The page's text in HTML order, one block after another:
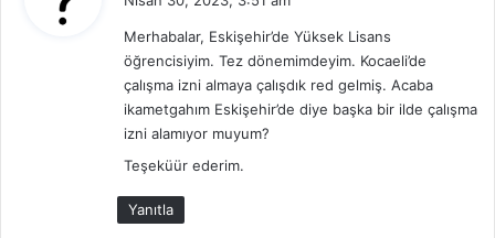
i
k
i
:
Merhabalar, Eskişehir’de Yüksek Lisans
öğrencisiyim. Tez dönemimdeyim. Kocaeli’de
çalışma izni almaya çalışdık red gelmiş. Acaba
ikametgahım Eskişehir’de diye başka bir ilde çalışma
izni alamıyor muyum?
Teşeküür ederim.
Yanıtla